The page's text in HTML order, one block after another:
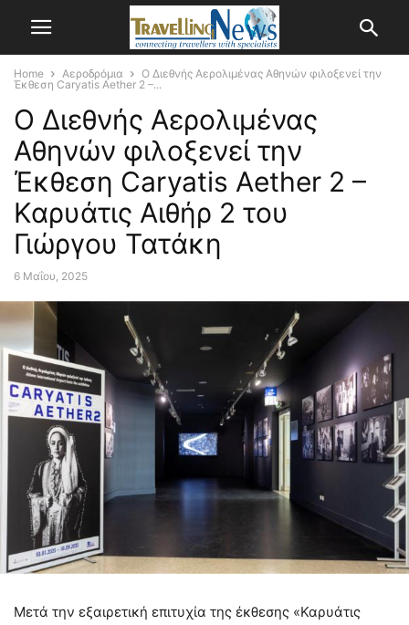
Home Αεροδρόμια
O Διεθνής Αερολιμένας Αθηνών φιλοξενεί την
Έκθεση Caryatis Aether 2 –...
O Διεθνής Αερολιμένας
Αθηνών φιλοξενεί την
Έκθεση Caryatis Aether 2 –
Καρυάτις Αιθήρ 2 του
Γιώργου Τατάκη
6 Μαΐου, 2025
Μετά την εξαιρετική επιτυχία της έκθεσης «Καρυάτις